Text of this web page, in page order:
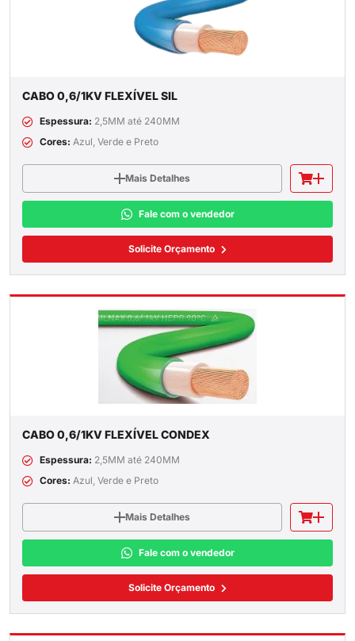
CABO 0,6/1KV FLEXÍVEL SIL
Espessura: 2,5MM até 240MM
Cores: Azul, Verde e Preto
Mais Detalhes
Fale com o vendedor
Solicite Orçamento
CABO 0,6/1KV FLEXÍVEL CONDEX
Espessura: 2,5MM até 240MM
Cores: Azul, Verde e Preto
Mais Detalhes
Fale com o vendedor
Solicite Orçamento